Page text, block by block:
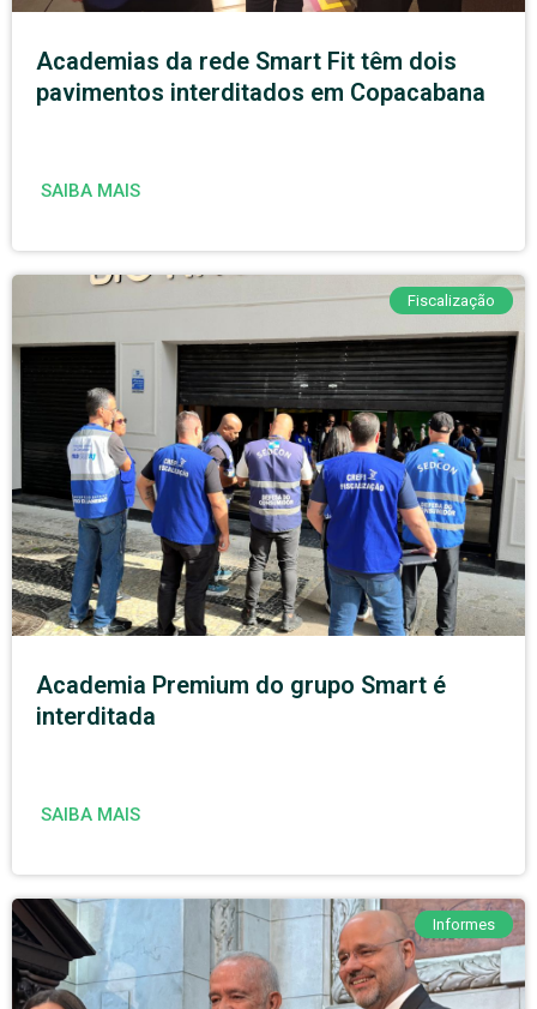
Academias da rede Smart Fit têm dois
pavimentos interditados em Copacabana
SAIBA MAIS
Fiscalização
Academia Premium do grupo Smart é
interditada
SAIBA MAIS
Informes